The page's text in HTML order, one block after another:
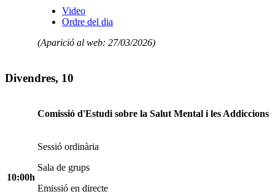
Video
Ordre del dia
(Aparició al web: 27/03/2026)
Divendres, 10
10:00h
Comissió d'Estudi sobre la Salut Mental i les Addiccions
Sessió ordinària
Sala de grups
Emissió en directe